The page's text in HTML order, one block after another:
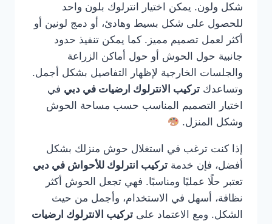
شكل ولون. يمكن اختيار انترلوك بلون واحد
للحصول على شكل بسيط وهادئ، أو دمج لونين أو
أكثر لعمل تصميم مميز. كما يمكن تنفيذ حدود
جانبية حول الحوش أو حول أماكن الزراعة
والجلسات الخارجية لإظهار التفاصيل بشكل أجمل.
وتساعدك تركيب الانترلوك ارضيات في دبي في
اختيار التصميم المناسب حسب مساحة الحوش
وشكل المنزل.
إذا كنت ترغب في استغلال حوش منزلك بشكل
أفضل، فإن خدمة تركيب انترلوك للأحواش في دبي
تعتبر حلًا عمليًا ومناسبًا. فهي تجعل الحوش أكثر
نظافة، أسهل في الاستخدام، وأجمل من حيث
الشكل. ومع الاعتماد على تركيب الانترلوك ارضيات